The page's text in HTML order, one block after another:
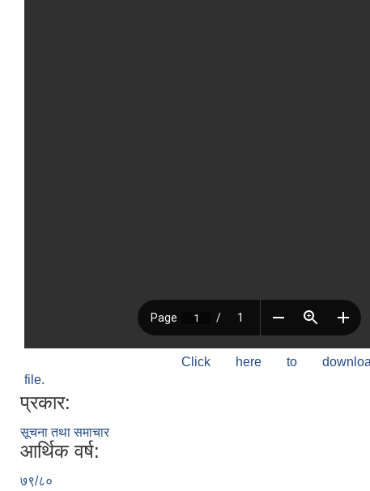
Click here to
file.
प्रकार:
सूचना तथा समाचार
आर्थिक वर्ष:
७९/८०